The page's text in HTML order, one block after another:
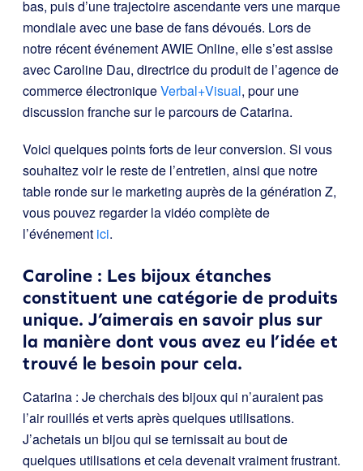
bas, puis d’une trajectoire ascendante vers une marque
mondiale avec une base de fans dévoués. Lors de
notre récent événement AWIE Online, elle s’est assise
avec Caroline Dau, directrice du produit de l’agence de
commerce électroniqueVerbal+Visual, pour une
discussion franche sur le parcours de Catarina.
Voici quelques points forts de leur conversion. Si vous
souhaitez voir le reste de l’entretien, ainsi que notre
table ronde sur le marketing auprès de la génération Z,
vous pouvez regarder la vidéo complète de
l’événement ici.
Caroline : Les bijoux étanches
constituent une catégorie de produits
unique. J’aimerais en savoir plus sur
la manière dont vous avez eu l’idée et
trouvé le besoin pour cela.
Catarina : Je cherchais des bijoux qui n’auraient pas
l’air rouillés et verts après quelques utilisations.
J’achetais un bijou qui se ternissait au bout de
quelques utilisations et cela devenait vraiment frustrant.